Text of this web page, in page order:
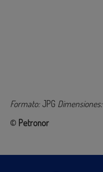
Formato: JPG Dimensiones:
© Petronor